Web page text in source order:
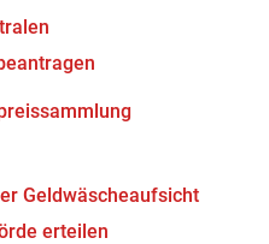
Geldwäscheaufsicht
erteilen